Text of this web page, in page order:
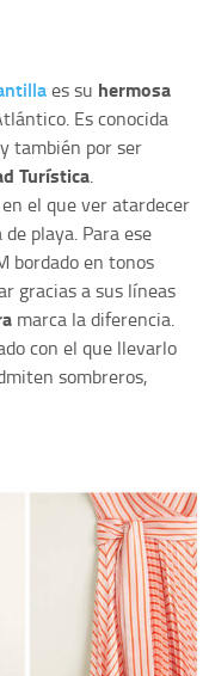
es su hermosa
Es conocida
también por ser
Turística.
en el que ver atardecer
playa. Para ese
bordado en tonos
gracias a sus líneas
marca la diferencia.
con el que llevarlo
sombreros,